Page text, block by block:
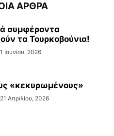
ΑΡΘΡΑ
συμφέροντα
τα Τουρκοβούνια!
1 Ιουνίου, 2026
«κεκυρωμένους»
21 Απριλίου, 2026